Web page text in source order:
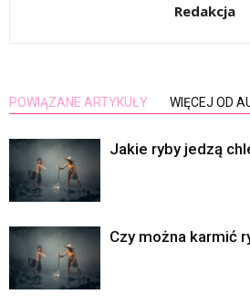
Redakcja
POWIĄZANE ARTYKUŁY WIĘCEJ OD
Jakie ryby jedzą
Czy można karmić